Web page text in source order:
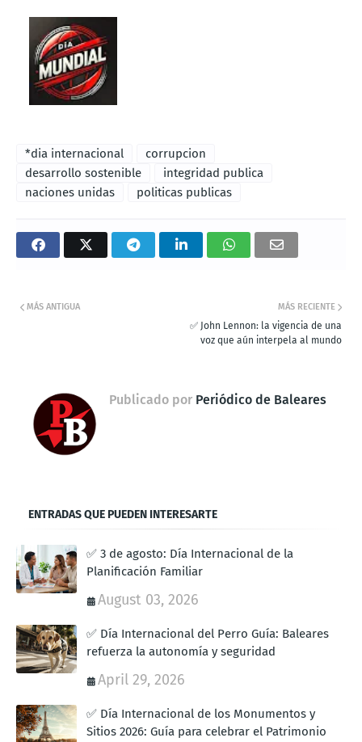
*dia internacional
corrupcion
desarrollo sostenible
integridad publica
naciones unidas
politicas publicas
MÁS RECIENTE
✅ John Lennon: la vigencia de una
voz que aún interpela al mundo
MÁS ANTIGUA
Publicado por Periódico de Baleares
ENTRADAS QUE PUEDEN INTERESARTE
✅ 3 de agosto: Día Internacional de la
Planificación Familiar
August 03, 2026
✅ Día Internacional del Perro Guía: Baleares
refuerza la autonomía y seguridad
April 29, 2026
✅ Día Internacional de los Monumentos y
Sitios 2026: Guía para celebrar el Patrimonio